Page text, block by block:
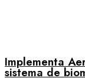
Implementa
sistema de